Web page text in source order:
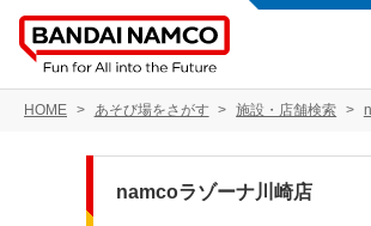
HOME あそび場をさがす 施設・店舗検索
namcoラゾーナ川崎店